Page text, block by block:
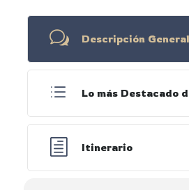
w Descripción General
d Lo más Destacado
h Itinerario